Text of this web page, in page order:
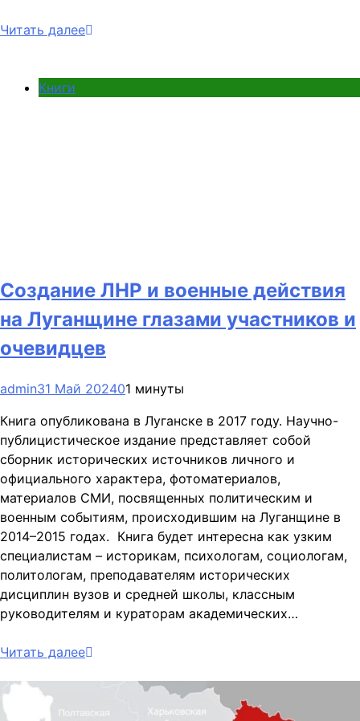
Читать далее
Книги
Создание ЛНР и военные действия
на Луганщине глазами участников и
очевидцев
admin31 Май 202401 минуты
Книга опубликована в Луганске в 2017 году. Научно-
публицистическое издание представляет собой
сборник исторических источников личного и
официального характера, фотоматериалов,
материалов СМИ, посвященных политическим и
военным событиям, происходившим на Луганщине в
2014–2015 годах. Книга будет интересна как узким
специалистам – историкам, психологам, социологам,
политологам, преподавателям исторических
дисциплин вузов и средней школы, классным
руководителям и кураторам академических…
Читать далее